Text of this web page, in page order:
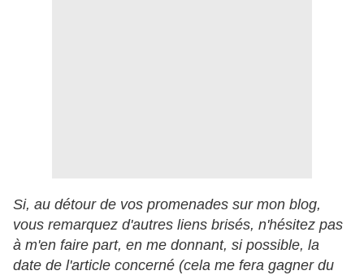
Si, au détour de vos promenades sur mon blog,
vous remarquez d'autres liens brisés, n'hésitez pas
à m'en faire part, en me donnant, si possible, la
date de l'article concerné (cela me fera gagner du